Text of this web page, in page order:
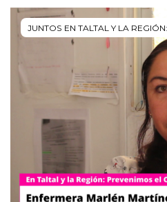
JUNTOS EN TALTAL Y LA